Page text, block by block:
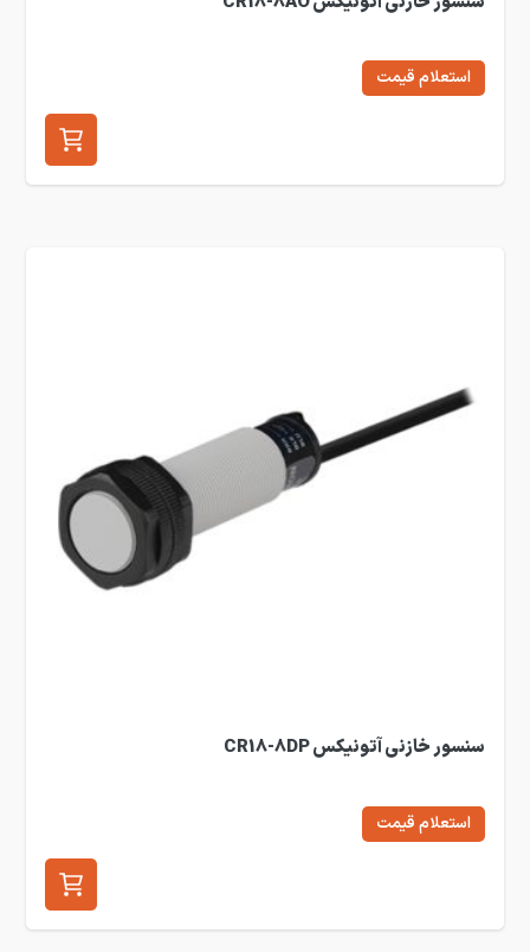
استعلام قیمت
سنسور خازنی آتونیکس CR18-8DP
استعلام قیمت